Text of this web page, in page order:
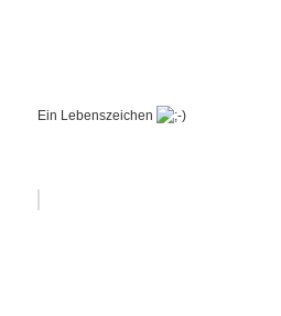
Ein Lebenszeichen